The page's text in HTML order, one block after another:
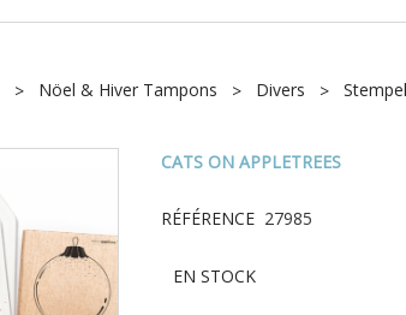
Nöel & Hiver Tampons Divers
CATS ON APPLETREES
RÉFÉRENCE 27985
EN STOCK